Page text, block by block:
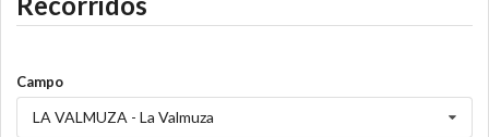
Campo
LA VALMUZA - La Valmuza